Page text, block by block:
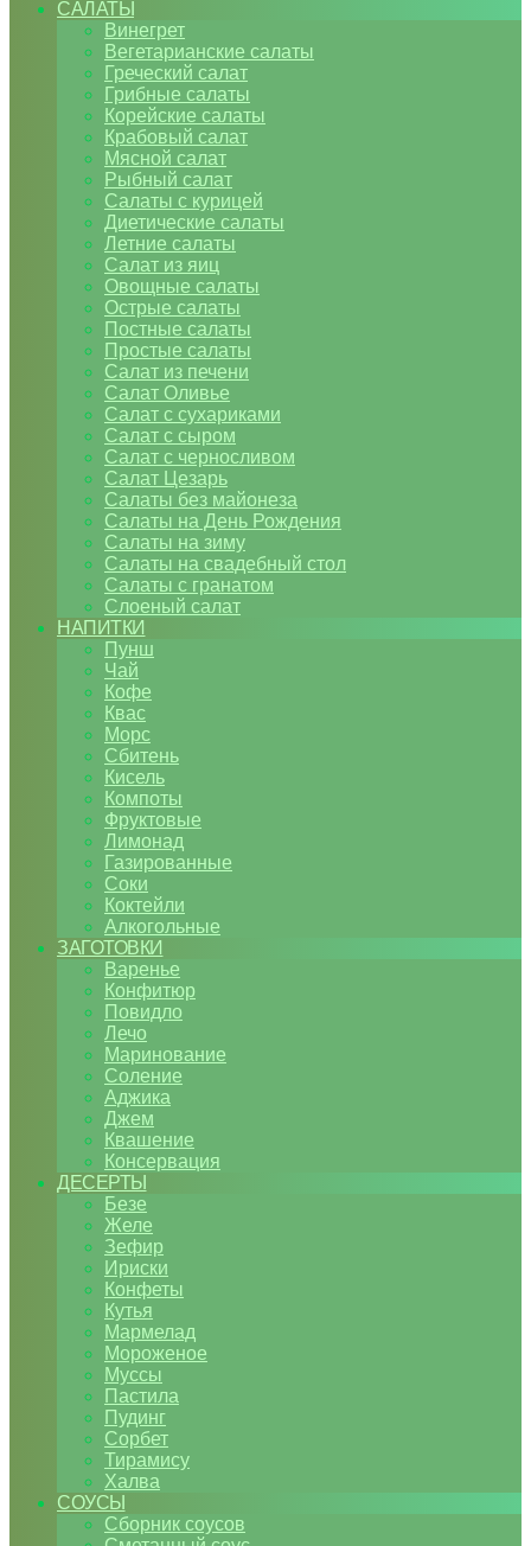
САЛАТЫ
Винегрет
Вегетарианские салаты
Греческий салат
Грибные салаты
Корейские салаты
Крабовый салат
Мясной салат
Рыбный салат
Салаты с курицей
Диетические салаты
Летние салаты
Салат из яиц
Овощные салаты
Острые салаты
Постные салаты
Простые салаты
Салат из печени
Салат Оливье
Салат с сухариками
Салат с сыром
Салат с черносливом
Салат Цезарь
Салаты без майонеза
Салаты на День Рождения
Салаты на зиму
Салаты на свадебный стол
Салаты с гранатом
Слоеный салат
НАПИТКИ
Пунш
Чай
Кофе
Квас
Морс
Сбитень
Кисель
Компоты
Фруктовые
Лимонад
Газированные
Соки
Коктейли
Алкогольные
ЗАГОТОВКИ
Варенье
Конфитюр
Повидло
Лечо
Маринование
Соление
Аджика
Джем
Квашение
Консервация
ДЕСЕРТЫ
Безе
Желе
Зефир
Ириски
Конфеты
Кутья
Мармелад
Мороженое
Муссы
Пастила
Пудинг
Сорбет
Тирамису
Халва
СОУСЫ
Сборник соусов